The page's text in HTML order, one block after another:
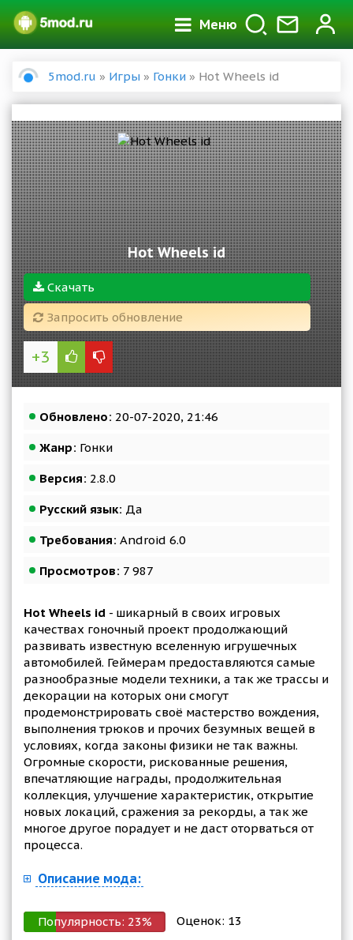
Меню
5mod.ru » Игры » Гонки » Hot Wheels id
Hot Wheels id
Скачать
Запросить обновление
+3
Обновлено: 20-07-2020, 21:46
Жанр: Гонки
Версия: 2.8.0
Русский язык: Да
Требования: Android 6.0
Просмотров: 7 987
Hot Wheels id - шикарный в своих игровых
качествах гоночный проект продолжающий
развивать известную вселенную игрушечных
автомобилей. Геймерам предоставляются самые
разнообразные модели техники, а так же трассы и
декорации на которых они смогут
продемонстрировать своё мастерство вождения,
выполнения трюков и прочих безумных вещей в
условиях, когда законы физики не так важны.
Огромные скорости, рискованные решения,
впечатляющие награды, продолжительная
коллекция, улучшение характеристик, открытие
новых локаций, сражения за рекорды, а так же
многое другое порадует и не даст оторваться от
процесса.
Описание мода:
Популярность: 23% Оценок: 13